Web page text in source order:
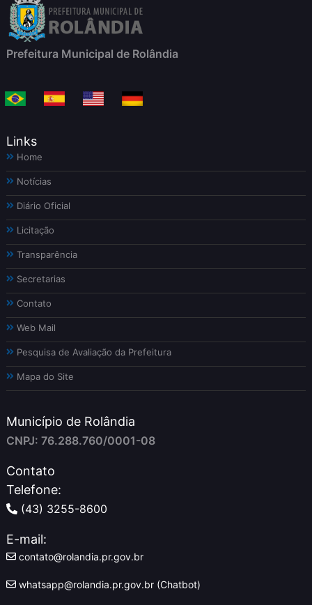
Prefeitura Municipal de Rolândia
Links
Home
Notícias
Diário Oficial
Licitação
Transparência
Secretarias
Contato
Web Mail
Pesquisa de Avaliação da Prefeitura
Mapa do Site
Município de Rolândia
CNPJ: 76.288.760/0001-08
Contato
Telefone:
(43) 3255-8600
E-mail:
contato@rolandia.pr.gov.br
whatsapp@rolandia.pr.gov.br (Chatbot)